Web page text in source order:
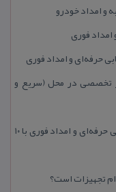
فوری
و امداد فوری
تخصصی در محل (سریع و
تعمیرگاه تخصصی كوییك در مشهد | عیب‌یابی حرفه‌ای و امداد فوری با ۱۰